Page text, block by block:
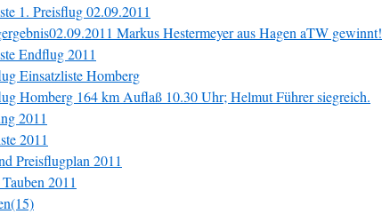
1. Preisflug 02.09.2011
Markus Hestermeyer aus Hagen aTW gewinnt!
Endflug 2011
Einsatzliste Homberg
Homberg 164 km Auflaß 10.30 Uhr; Helmut Führer siegreich.
2011
2011
Preisflugplan 2011
2011